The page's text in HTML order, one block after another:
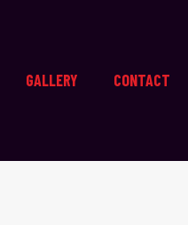
GALLERY CONTACT